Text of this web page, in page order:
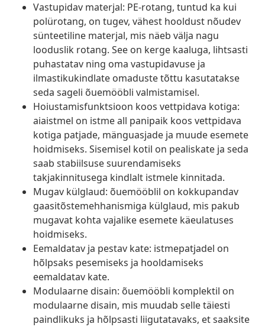
Vastupidav materjal: PE-rotang, tuntud ka kui
polürotang, on tugev, vähest hooldust nõudev
sünteetiline materjal, mis näeb välja nagu
looduslik rotang. See on kerge kaaluga, lihtsasti
puhastatav ning oma vastupidavuse ja
ilmastikukindlate omaduste tõttu kasutatakse
seda sageli õuemööbli valmistamisel.
Hoiustamisfunktsioon koos vettpidava kotiga:
aiaistmel on istme all panipaik koos vettpidava
kotiga patjade, mänguasjade ja muude esemete
hoidmiseks. Sisemisel kotil on pealiskate ja seda
saab stabiilsuse suurendamiseks
takjakinnitusega kindlalt istmele kinnitada.
Mugav külglaud: õuemööblil on kokkupandav
gaasitõstemehhanismiga külglaud, mis pakub
mugavat kohta vajalike esemete käeulatuses
hoidmiseks.
Eemaldatav ja pestav kate: istmepatjadel on
hõlpsaks pesemiseks ja hooldamiseks
eemaldatav kate.
Modulaarne disain: õuemööbli komplektil on
modulaarne disain, mis muudab selle täiesti
paindlikuks ja hõlpsasti liigutatavaks, et saaksite